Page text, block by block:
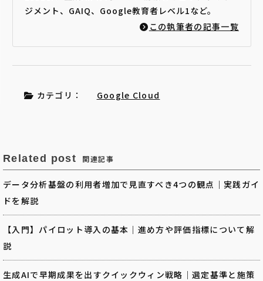
ジメント、GAIQ、Google教育者レベル1など。
この執筆者の記事一覧
カテゴリ： Google Cloud
Related post 関連記事
データ分析基盤の利用者増加で見直すべき4つの観点｜実践ガイ
ドを解説
【入門】パイロット導入の基本｜進め方や評価指標について解
説
生成AIで早期成果を出すクイックウィン戦略｜選定基準と施策